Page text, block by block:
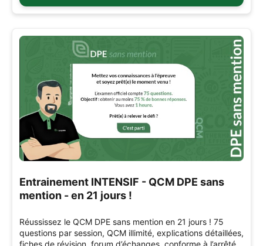
Entrainement INTENSIF - QCM DPE sans
mention - en 21 jours !
Réussissez le QCM DPE sans mention en 21 jours ! 75
questions par session, QCM illimité, explications détaillées,